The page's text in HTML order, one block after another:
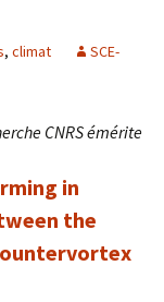
, climat
SCE-
CNRS émérite
in
the